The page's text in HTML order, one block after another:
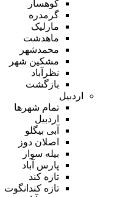
کوهسار
گرمدره
مارلیک
ماهدشت
محمدشهر
مشکین شهر
نظرآباد
بازگشت
اردبیل
تمام شهر‌ها
اردبیل
آبی بیگلو
اصلان دوز
بیله سوار
پارس آباد
تازه کند
تازه کندانگوت